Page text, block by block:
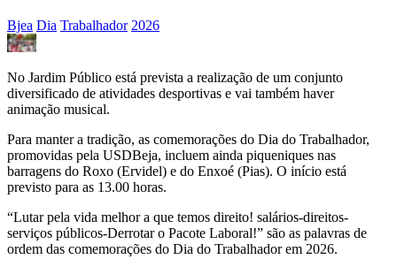
Bjea Dia Trabalhador 2026
No Jardim Público está prevista a realização de um conjunto
diversificado de atividades desportivas e vai também haver
animação musical.
Para manter a tradição, as comemorações do Dia do Trabalhador,
promovidas pela USDBeja, incluem ainda piqueniques nas
barragens do Roxo (Ervidel) e do Enxoé (Pias). O início está
previsto para as 13.00 horas.
“Lutar pela vida melhor a que temos direito! salários-direitos-
serviços públicos-Derrotar o Pacote Laboral!” são as palavras de
ordem das comemorações do Dia do Trabalhador em 2026.